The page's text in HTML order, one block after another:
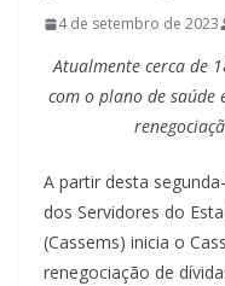
4 de setembro de 2023
Atualmente cerca de
com o plano de
A partir desta
dos Servidores do
(Cassems) inicia o
renegociação de